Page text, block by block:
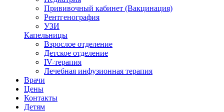
Прививочный кабинет (Вакцинация)
Рентгенография
УЗИ
Капельницы
Взрослое отделение
Детское отделение
IV-терапия
Лечебная инфузионная терапия
Врачи
Цены
Контакты
Детям